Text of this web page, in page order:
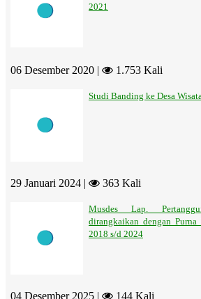
2021
06 Desember 2020 | 1.753 Kali
Studi Banding ke Desa
29 Januari 2024 | 363 Kali
Musdes Lap.
dirangkaikan dengan
2018 s/d 2024
04 Desember 2025 | 144 Kali